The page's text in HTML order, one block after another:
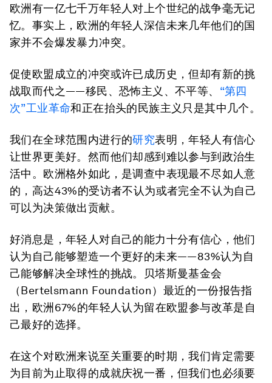
欧洲有一亿七千万年轻人对上个世纪的战争毫无记
忆。事实上，欧洲的年轻人深信未来几年他们的国
家并不会爆发暴力冲突。
促使欧盟成立的冲突或许已成历史，但却有新的挑
战取而代之——移民、恐怖主义、不平等、 “第四
次”工业革命和正在抬头的民族主义只是其中几个。
我们在全球范围内进行的研究表明，年轻人有信心
让世界更美好。然而他们却感到难以参与到政治生
活中。欧洲格外如此，是调查中表现最不尽如人意
的，高达43%的受访者不认为或者完全不认为自己
可以为决策做出贡献。
好消息是，年轻人对自己的能力十分有信心，他们
认为自己能够塑造一个更好的未来——83%认为自
己能够解决全球性的挑战。贝塔斯曼基金会
（Bertelsmann Foundation）最近的一份报告指
出，欧洲67%的年轻人认为留在欧盟参与改革是自
己最好的选择。
在这个对欧洲来说至关重要的时期，我们肯定需要
为目前为止取得的成就庆祝一番，但我们也必须要